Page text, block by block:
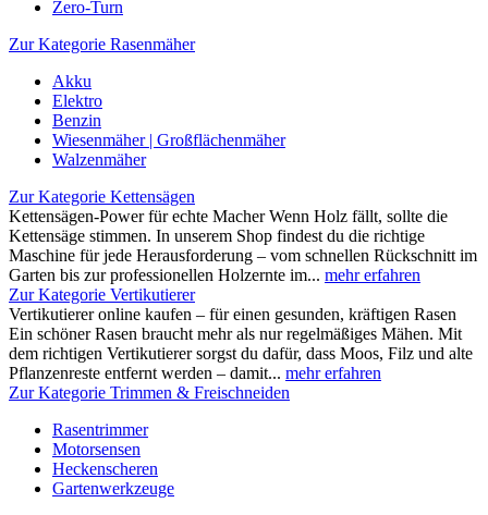
Zero-Turn
Zur Kategorie Rasenmäher
Akku
Elektro
Benzin
Wiesenmäher | Großflächenmäher
Walzenmäher
Zur Kategorie Kettensägen
Kettensägen-Power für echte Macher Wenn Holz fällt, sollte die
Kettensäge stimmen. In unserem Shop findest du die richtige
Maschine für jede Herausforderung – vom schnellen Rückschnitt im
Garten bis zur professionellen Holzernte im... mehr erfahren
Zur Kategorie Vertikutierer
Vertikutierer online kaufen – für einen gesunden, kräftigen Rasen
Ein schöner Rasen braucht mehr als nur regelmäßiges Mähen. Mit
dem richtigen Vertikutierer sorgst du dafür, dass Moos, Filz und alte
Pflanzenreste entfernt werden – damit... mehr erfahren
Zur Kategorie Trimmen & Freischneiden
Rasentrimmer
Motorsensen
Heckenscheren
Gartenwerkzeuge